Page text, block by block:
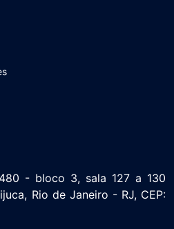
- bloco 3, sala 127 a 130
Rio de Janeiro - RJ, CEP: